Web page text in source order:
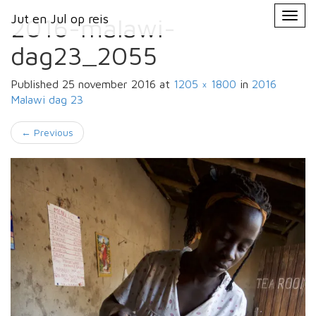
Jut en Jul op reis
Primary
Menu
Jut en Jul op reis
2016-malawi-
dag23_2055
Published 25 november 2016 at 1205 × 1800 in 2016
Malawi dag 23
← Previous